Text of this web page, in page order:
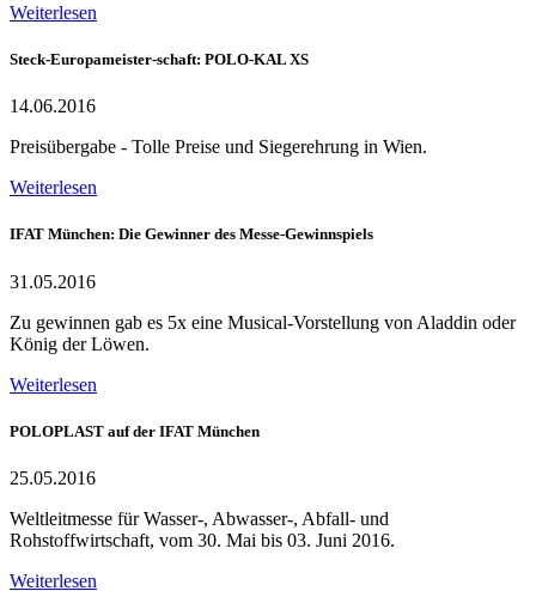
Weiterlesen
Steck-Europameister-schaft: POLO-KAL XS
14.06.2016
Preisübergabe - Tolle Preise und Siegerehrung in Wien.
Weiterlesen
IFAT München: Die Gewinner des Messe-Gewinnspiels
31.05.2016
Zu gewinnen gab es 5x eine Musical-Vorstellung von Aladdin oder
König der Löwen.
Weiterlesen
POLOPLAST auf der IFAT München
25.05.2016
Weltleitmesse für Wasser-, Abwasser-, Abfall- und
Rohstoffwirtschaft, vom 30. Mai bis 03. Juni 2016.
Weiterlesen